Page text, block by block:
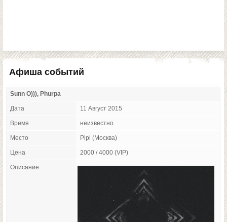
Афиша событий
Sunn O))), Phurpa
Дата 11 Август 2015
Время неизвестно
Место Pipl (Москва)
Цена 2000 / 4000 (VIP)
Описание